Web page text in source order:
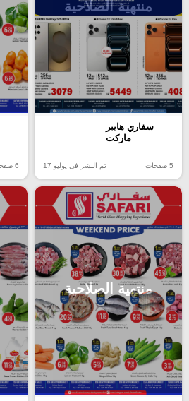
منتهية الصلاحية
سفاري هايبر
ماركت
5 صفحات تم النشر في يوليو 17 6 صفحات
منتهية الصلاحية